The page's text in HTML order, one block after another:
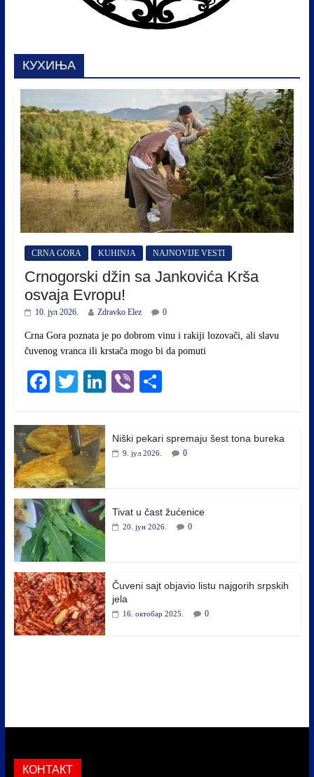
КУХИЊА
CRNA GORA KUHINJA NAJNOVIJE VESTI
Crnogorski džin sa Jankovića Krša
osvaja Evropu!
10. јул 2026. Zdravko Elez 0
Crna Gora poznata je po dobrom vinu i rakiji lozovači, ali slavu
čuvenog vranca ili krstača mogo bi da pomuti
Fa
bo
ok
T
tte
r
Li
In
Vi
Niški pekari spremaju šest tona bureka
9. јул 2026. 0
Tivat u čast žućenice
20. јун 2026. 0
Čuveni sajt objavio listu najgorih srpskih
jela
16. октобар 2025. 0
КОНТАКТ